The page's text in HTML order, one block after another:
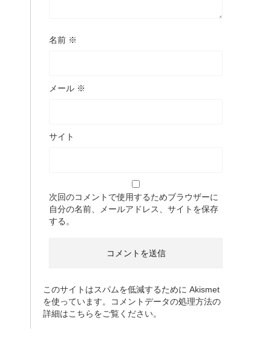
名前 ※
メール ※
サイト
次回のコメントで使用するためブラウザーに
自分の名前、メールアドレス、サイトを保存
する。
このサイトはスパムを低減するために Akismet
を使っています。
コメントデータの処理方法の
詳細はこちらをご覧ください。